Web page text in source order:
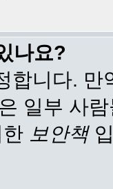
나요?
합니다.
일부 사
보안책